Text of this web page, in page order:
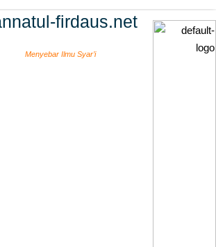
firdaus.net
Menyebar Ilmu Syar’i